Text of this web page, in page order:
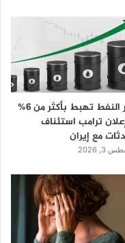
أسعار النفط تهبط بأكثر من 6%
ترامب استئناف
مع إيران
3, 2026